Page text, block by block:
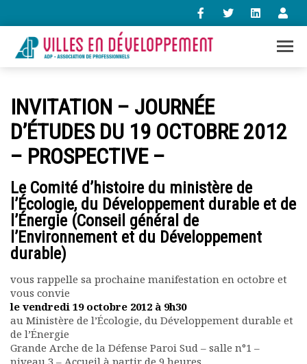
contact@villes-developpement.org
Accueil
Qui sommes-nous ?
Présentation vidéo
Le bureau
Statuts de l’association
Vie de l’association
Calendrier des activités
Assemblées générales
Comptes rendus mensuels
Rapports moraux
Rapports financiers
Nous rejoindre
INVITATION – JOURNÉE
D’ÉTUDES DU 19 OCTOBRE 2012
– PROSPECTIVE –
Le Comité d’histoire du ministère de
l’Écologie, du Développement durable et de
l’Énergie (Conseil général de
l’Environnement et du Développement
durable)
vous rappelle sa prochaine manifestation en octobre et
vous convie
le vendredi 19 octobre 2012 à 9h30
au Ministère de l’Écologie, du Développement durable et
de l’Énergie
Grande Arche de la Défense Paroi Sud – salle n°1 –
niveau 3 – Accueil à partir de 9 heures